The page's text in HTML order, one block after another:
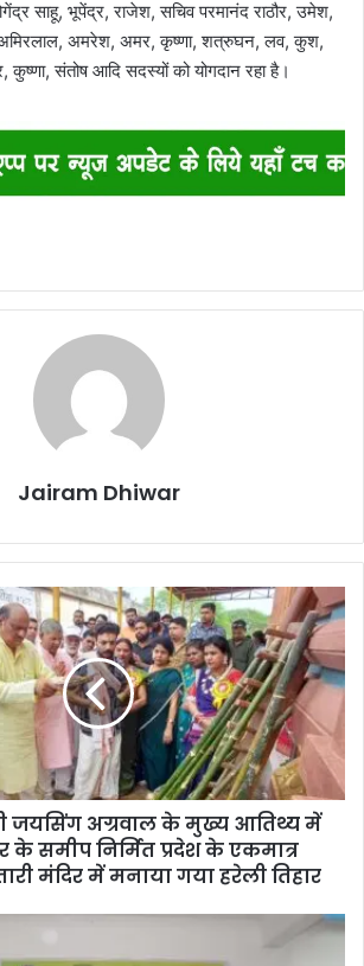
साहू, भूपेंद्र, राजेश, सचिव परमानंद राठौर, उमेश,
अमरेश, अमर, कृष्णा, शत्रुघन, लव, कुश,
कुष्णा, संतोष आदि सदस्यों को योगदान रहा है।
Jairam Dhiwar
जयसिंग अग्रवाल के मुख्य आतिथ्य में
के समीप निर्मित प्रदेश के एकमात्र
मंदिर में मनाया गया हरेली तिहार